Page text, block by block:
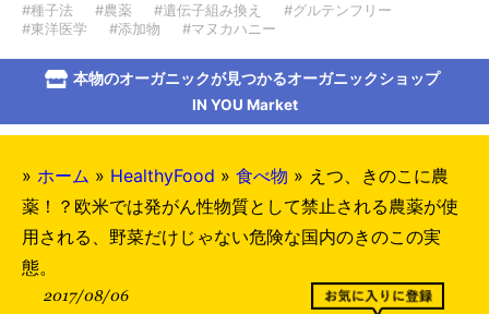
#種子法 #農薬 #遺伝子組み換え
#グルテンフリー
#東洋医学
#添加物 #マヌカハニー
本物のオーガニックが見つかるオーガニックショップ
IN YOU Market
» ホーム » HealthyFood » 食べ物 » えつ、きのこに農
薬！？欧米では発がん性物質として禁止される農薬が使
用される、野菜だけじゃない危険な国内のきのこの実
態。
2017/08/06